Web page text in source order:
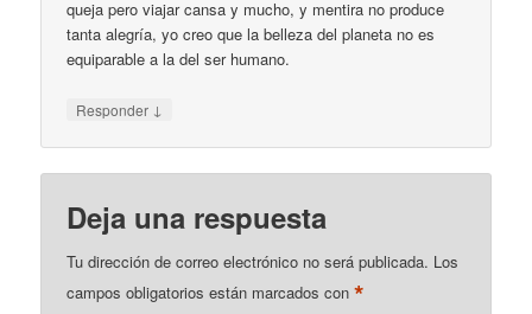
queja pero viajar cansa y mucho, y mentira no produce
tanta alegría, yo creo que la belleza del planeta no es
equiparable a la del ser humano.
Responder ↓
Deja una respuesta
Tu dirección de correo electrónico no será publicada. Los
campos obligatorios están marcados con*